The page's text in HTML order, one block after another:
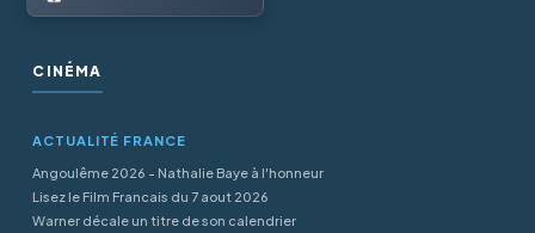
CINÉMA
ACTUALITÉ FRANCE
Angoulême 2026 - Nathalie Baye à l'honneur
Lisez le Film Francais du 7 aout 2026
Warner décale un titre de son calendrier